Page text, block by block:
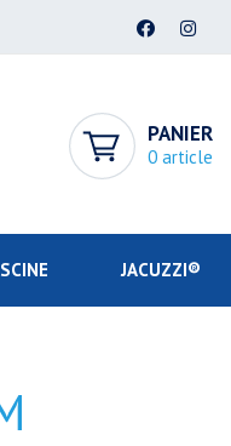
PANIER
0 article
JACUZZI®